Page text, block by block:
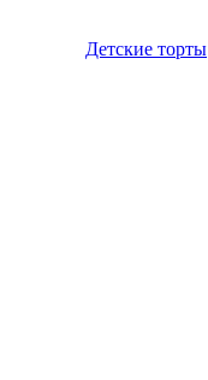
Детские торты